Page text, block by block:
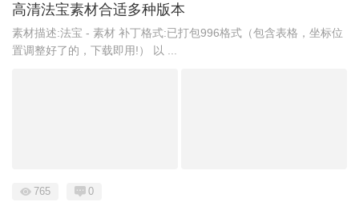
高清法宝素材合适多种版本
素材描述:法宝 - 素材 补丁格式:已打包996格式（包含表格，坐标位
置调整好了的，下载即用!） 以 ...
765 0